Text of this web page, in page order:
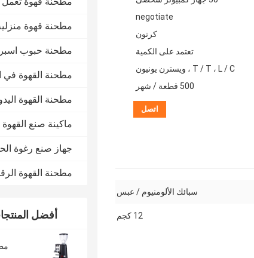
مطحنة قهوة
مطحنة حبوب
مطحنة القهوة في
مطحنة القهوة
ماكينة صنع القهوة
جهاز صنع رغوة
مطحنة القهوة
أفضل
negotiate
كرتون
تعتمد على الكمية
T / T ، L / C ، ويسترن يونيون
500 قطعة / شهر
اتصل
سبائك الألومنيوم / عبس
12 كجم